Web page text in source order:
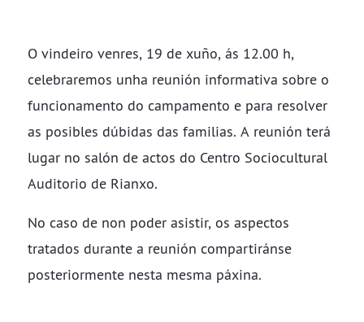
O vindeiro venres, 19 de xuño, ás 12.00 h,
celebraremos unha reunión informativa sobre o
funcionamento do campamento e para resolver
as posibles dúbidas das familias. A reunión terá
lugar no salón de actos do Centro Sociocultural
Auditorio de Rianxo.
No caso de non poder asistir, os aspectos
tratados durante a reunión compartiránse
posteriormente nesta mesma páxina.